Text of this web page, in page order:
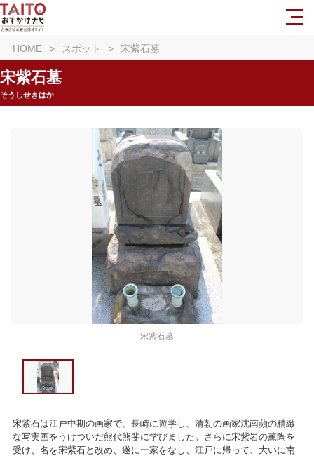
HOME スポット 宋紫石墓
宋紫石墓
そうしせきはか
宋紫石墓
宋紫石は江戸中期の画家で、長崎に遊学し、清朝の画家沈南蘋の精緻
な写実画をうけついだ熊代熊斐に学びました。さらに宋紫岩の薫陶を
受け、名を宋紫石と改め、遂に一家をなし、江戸に帰って、大いに南